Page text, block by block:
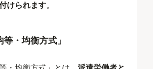
けられます。
等・均衡方式」